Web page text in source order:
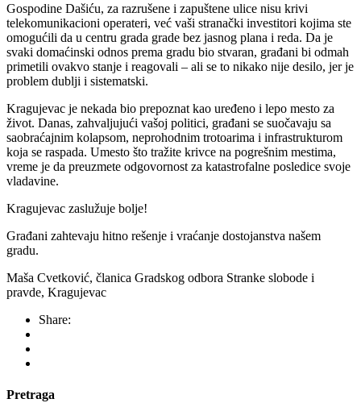
Gospodine Dašiću, za razrušene i zapuštene ulice nisu krivi
telekomunikacioni operateri, već vaši stranački investitori kojima ste
omogućili da u centru grada grade bez jasnog plana i reda. Da je
svaki domaćinski odnos prema gradu bio stvaran, građani bi odmah
primetili ovakvo stanje i reagovali – ali se to nikako nije desilo, jer je
problem dublji i sistematski.
Kragujevac je nekada bio prepoznat kao uređeno i lepo mesto za
život. Danas, zahvaljujući vašoj politici, građani se suočavaju sa
saobraćajnim kolapsom, neprohodnim trotoarima i infrastrukturom
koja se raspada. Umesto što tražite krivce na pogrešnim mestima,
vreme je da preuzmete odgovornost za katastrofalne posledice svoje
vladavine.
Kragujevac zaslužuje bolje!
Građani zahtevaju hitno rešenje i vraćanje dostojanstva našem
gradu.
Maša Cvetković, članica Gradskog odbora Stranke slobode i
pravde, Kragujevac
Share:
Pretraga